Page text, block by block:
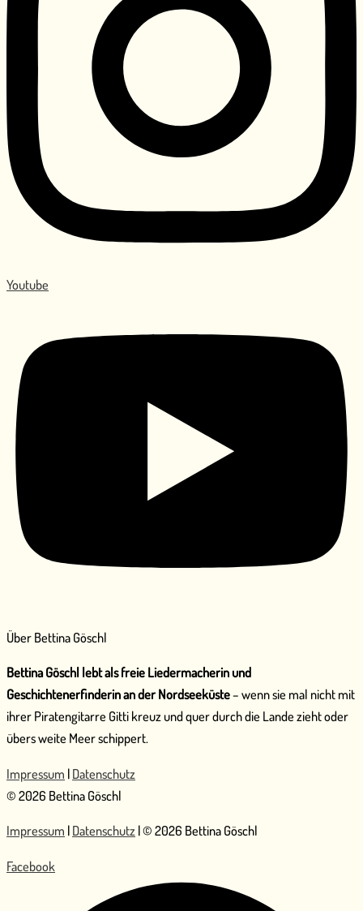
Youtube
Über Bettina Göschl
Bettina Göschl lebt als freie Liedermacherin und
Geschichtenerfinderin an der Nordseeküste– wenn sie mal nicht mit
ihrer Piratengitarre Gitti kreuz und quer durch die Lande zieht oder
übers weite Meer schippert.
Impressum |Datenschutz
© 2026 Bettina Göschl
Impressum |Datenschutz | © 2026 Bettina Göschl
Facebook